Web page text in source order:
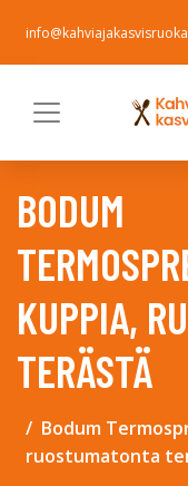
BODUM
KUPPIA,
TERÄSTÄ
Bodum
ruostumatonta